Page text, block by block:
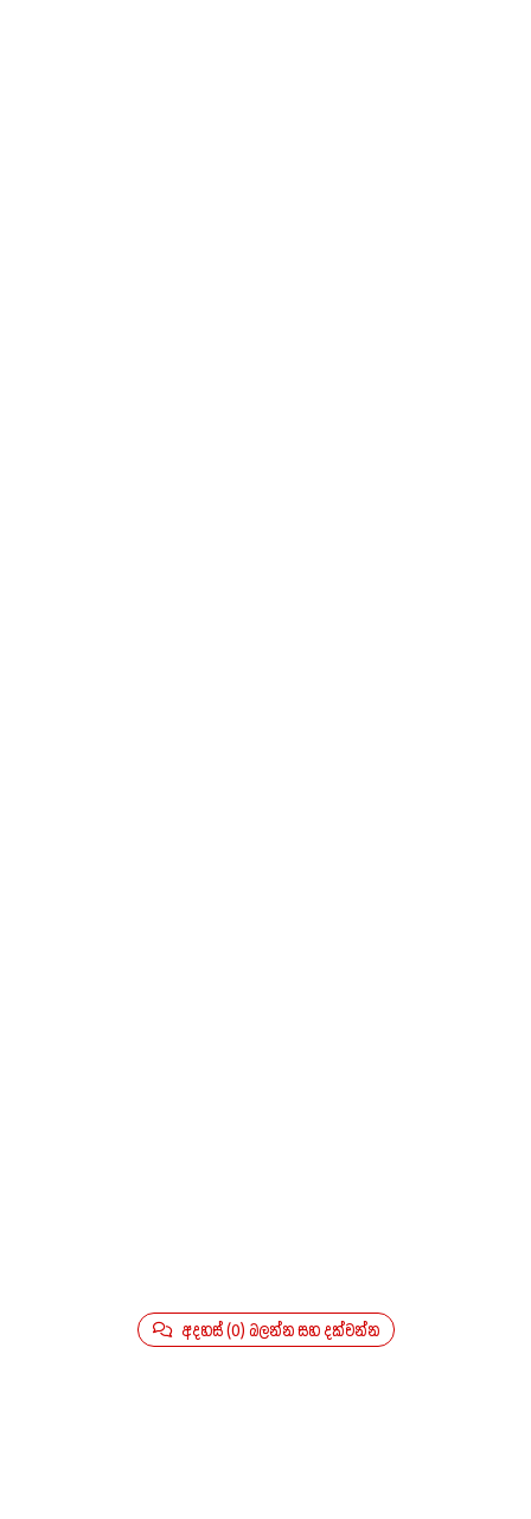
අදහස් (0) බලන්න සහ දක්වන්න